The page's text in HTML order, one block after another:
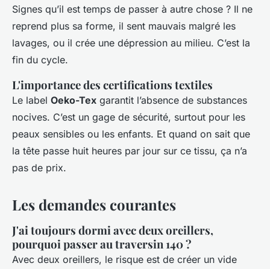
Signes qu’il est temps de passer à autre chose ? Il ne
reprend plus sa forme, il sent mauvais malgré les
lavages, ou il crée une dépression au milieu. C’est la
fin du cycle.
L'importance des certifications textiles
Le label Oeko-Tex garantit l’absence de substances
nocives. C’est un gage de sécurité, surtout pour les
peaux sensibles ou les enfants. Et quand on sait que
la tête passe huit heures par jour sur ce tissu, ça n’a
pas de prix.
Les demandes courantes
J'ai toujours dormi avec deux oreillers,
pourquoi passer au traversin 140 ?
Avec deux oreillers, le risque est de créer un vide